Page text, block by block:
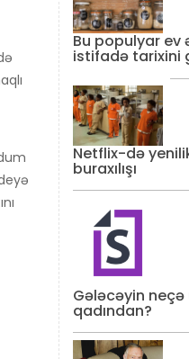
Bu populyar ev
istifadə tarixini
Netflix-də
buraxılışı
Gələcəyin neçə
qadından?